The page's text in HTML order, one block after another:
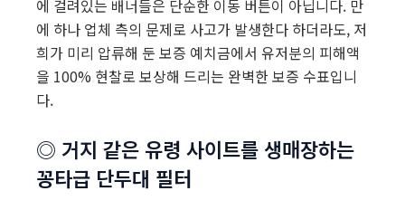
에 걸려있는 배너들은 단순한 이동 버튼이 아닙니다. 만
에 하나 업체 측의 문제로 사고가 발생한다 하더라도, 저
희가 미리 압류해 둔 보증 예치금에서 유저분의 피해액
을 100% 현찰로 보상해 드리는 완벽한 보증 수표입니
다.
◎ 거지 같은 유령 사이트를 생매장하는
꽁타급 단두대 필터